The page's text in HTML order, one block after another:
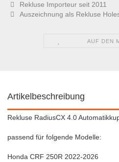
Rekluse Importeur seit 2011
Auszeichnung als Rekluse
AUF DEN
Artikelbeschreibung
Rekluse RadiusCX 4.0
passend für folgende Modelle:
Honda CRF 250R 2022-2026